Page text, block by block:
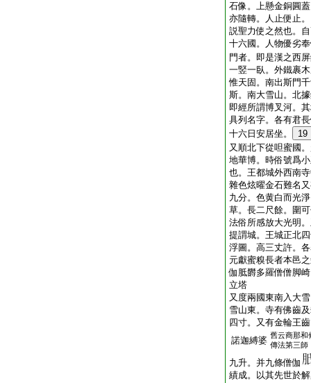
石像。上懸金銅圓
亦隨轉。人止便止
説聖力使之然也。
十六國。人物優劣
門者。即是漢之西
一竪一臥。外鐵裹
惟天固。南出斯門
斯。南大雪山。北
即經所謂博叉河。
具列名字。各有君
十六日安居坐。
19
又順北下從呾蜜國
地華博。時俗號爲
也。王都城外西南
雜色炫曜金石難名
九分。色黄白而光
草。長二尺餘。圍
法俗所感放大光明
提謂城。王城正北
浮圖。高三丈許。
元獻蜜糗長者本邑
伽胝欝多羅僧僧脚
立塔
又度兩國東南入大
雪山東。寺有佛齒
四寸。又有金輪王
諾迦縛婆 舊云商那和
傳法第三師
九升。并九條僧伽
績成。以其先世於